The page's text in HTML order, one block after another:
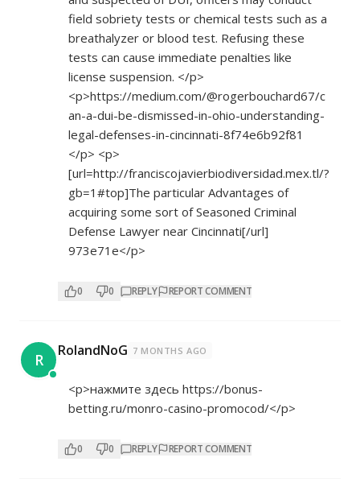
field sobriety tests or chemical tests such as a
breathalyzer or blood test. Refusing these
tests can cause immediate penalties like
license suspension. </p>
<p>https://medium.com/@rogerbouchard67/c
an-a-dui-be-dismissed-in-ohio-understanding-
legal-defenses-in-cincinnati-8f74e6b92f81
</p> <p>
[url=http://franciscojavierbiodiversidad.mex.tl/?
gb=1#top]The particular Advantages of
acquiring some sort of Seasoned Criminal
Defense Lawyer near Cincinnati[/url]
973e71e</p>
0 0 REPLY REPORT COMMENT
R RolandNoG 7 MONTHS AGO
<p>нажмите здесь https://bonus-
betting.ru/monro-casino-promocod/</p>
0 0 REPLY REPORT COMMENT